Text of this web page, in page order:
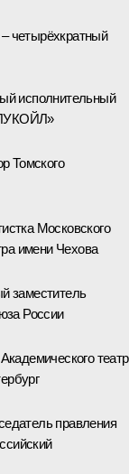
четырёхкратный
исполнительный
Томского
Московского
имени Чехова
заместитель
России
правления